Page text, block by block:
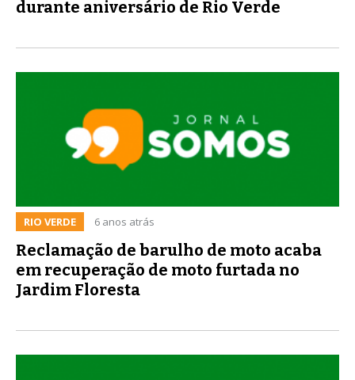
durante aniversário de Rio Verde
RIO VERDE 6 anos atrás
Reclamação de barulho de moto acaba
em recuperação de moto furtada no
Jardim Floresta